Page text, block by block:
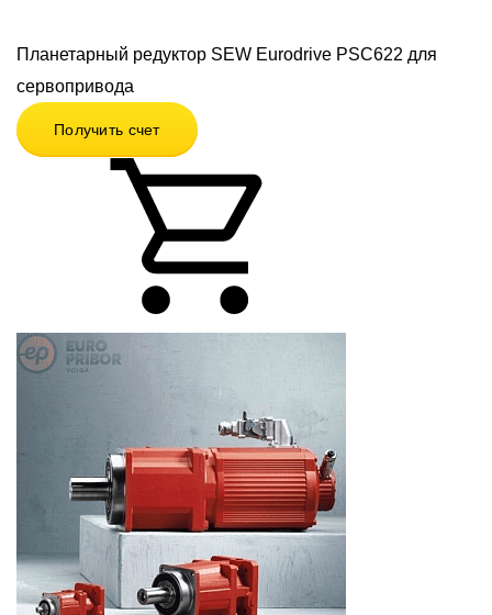
Планетарный редуктор SEW Eurodrive PSC622 для
сервопривода
Получить счет